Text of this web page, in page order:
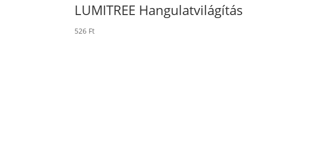
LUMITREE Hangulatvilágítás
526 Ft